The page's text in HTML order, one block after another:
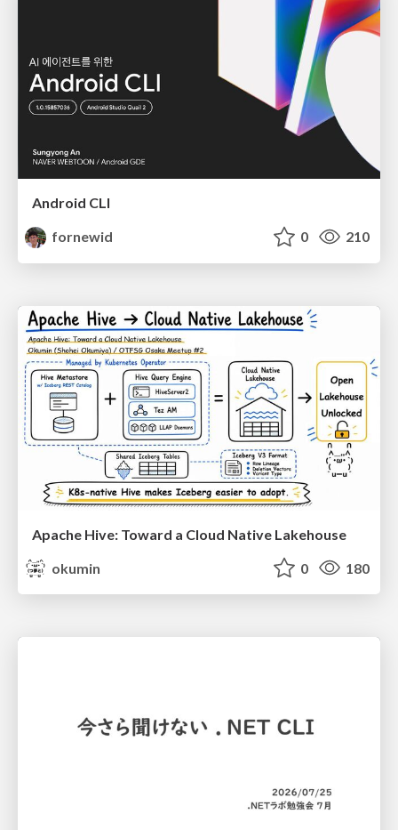
Android CLI
fornewid
0 210
Apache Hive: Toward a Cloud Native Lakehouse
okumin
0 180